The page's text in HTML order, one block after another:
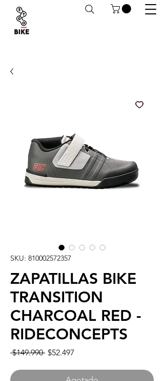
Despachos a todo Chile. Retiro en tiendas
SKU: 810002572357
ZAPATILLAS BIKE
TRANSITION
CHARCOAL RED -
RIDECONCEPTS
$149.990 Precio
$52.497
oferta